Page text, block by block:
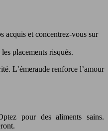
acquis et concentrez-vous sur
placements risqués.
L’émeraude renforce l’amour
pour des aliments sains.